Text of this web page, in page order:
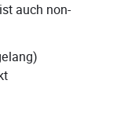
ist auch non-